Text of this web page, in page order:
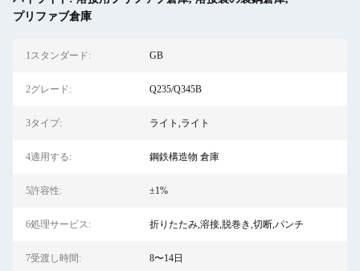
プリファブ倉庫
1スタンダード: GB
2グレード: Q235/Q345B
3タイプ: ライト,ライト
4適用する: 鋼鉄構造物 倉庫
5許容性: ±1%
6処理サービス: 折りたたみ,溶接,脱巻き,切断,パンチ
7受渡し時間: 8〜14日